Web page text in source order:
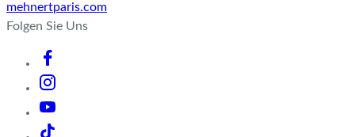
mehnertparis.com
Folgen Sie Uns